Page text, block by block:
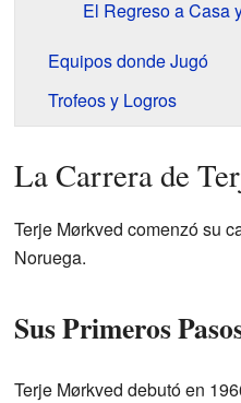
El Regreso a Casa
Equipos donde Jugó
Trofeos y Logros
La Carrera de
Terje Mørkved comenzó su
Noruega.
Sus Primeros
Terje Mørkved debutó en